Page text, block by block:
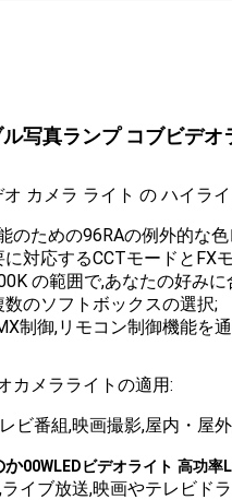
写真ランプ コブビデ
カメラ ライト の ハイラ
のための96RAの例外的な
対応するCCTモードとFX
の範囲で,あなたの好み
のソフトボックスの選択;
制御,リモコン制御機能を
カメラライトの適用:
ビ番組,映画撮影,屋内・屋
か00WLEDビデオライト 高功率
イブ放送,映画やテレビド